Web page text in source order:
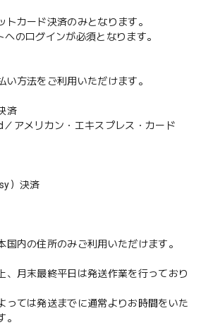
トカード決済のみとなります。
へのログインが必須となります。
い方法をご利用いただけます。
済
メリカン・エキスプレス・カード
）決済
国内の住所のみご利用いただけます。
月末最終平日は発送作業を行っており
ては発送までに通常よりお時間をいた